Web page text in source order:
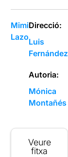
Mimi
Lazo
Direcció:
Luis
Fernández
Autoria:
Mónica
Montañés
Veure
fitxa